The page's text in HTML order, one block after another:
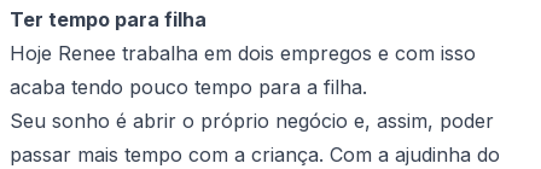
Ter tempo para filha
Hoje Renee trabalha em dois empregos e com isso
acaba tendo pouco tempo para a filha.
Seu sonho é abrir o próprio negócio e, assim, poder
passar mais tempo com a criança. Com a ajudinha do